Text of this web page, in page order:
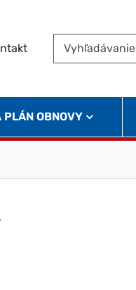
Vyhľadávanie
PLÁN OBNOVY